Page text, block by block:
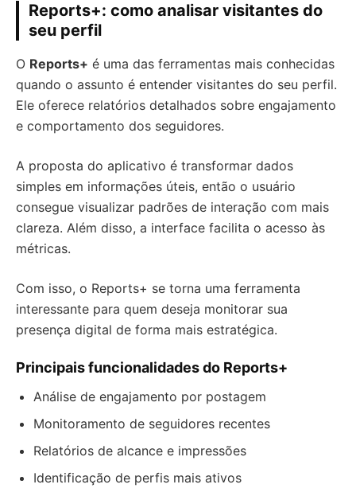
Reports+: como analisar visitantes do
seu perfil
O Reports+ é uma das ferramentas mais conhecidas
quando o assunto é entender visitantes do seu perfil.
Ele oferece relatórios detalhados sobre engajamento
e comportamento dos seguidores.
A proposta do aplicativo é transformar dados
simples em informações úteis, então o usuário
consegue visualizar padrões de interação com mais
clareza. Além disso, a interface facilita o acesso às
métricas.
Com isso, o Reports+ se torna uma ferramenta
interessante para quem deseja monitorar sua
presença digital de forma mais estratégica.
Principais funcionalidades do Reports+
Análise de engajamento por postagem
Monitoramento de seguidores recentes
Relatórios de alcance e impressões
Identificação de perfis mais ativos